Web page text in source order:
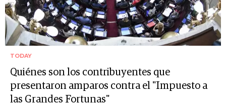
TODAY
Quiénes son los contribuyentes que
presentaron amparos contra el "Impuesto a
las Grandes Fortunas"